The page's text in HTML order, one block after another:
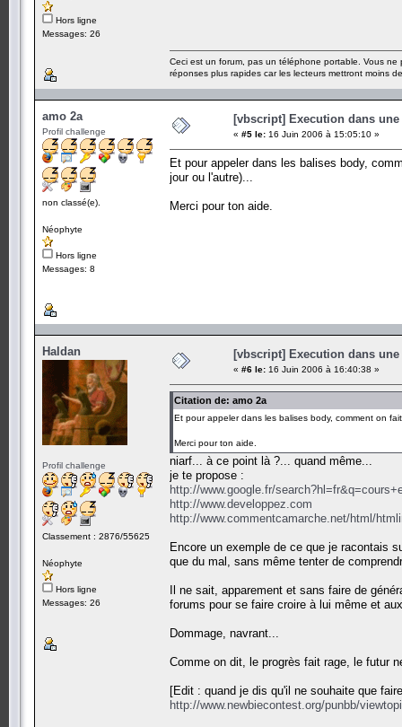
Hors ligne
Messages: 26
Ceci est un forum, pas un téléphone portable. Vous
réponses plus rapides car les lecteurs mettront moins
amo 2a
Profil challenge
non classé(e).
Néophyte
Hors ligne
Messages: 8
[vbscript] Execution dans une
« #5 le: 16 Juin 2006 à 15:05:10 »
Et pour appeler dans les balises body,
jour ou l'autre)...
Merci pour ton aide.
Haldan
Profil challenge
Classement : 2876/55625
Néophyte
Hors ligne
Messages: 26
[vbscript] Execution dans une
« #6 le: 16 Juin 2006 à 16:40:38 »
Citation de: amo 2a
Et pour appeler dans les balises body, comment on
Merci pour ton aide.
niarf... à ce point là ?... quand même...
je te propose :
http://www.google.fr/
http://www.developpez.com
http://www.commentcamarche.net/html/
Encore un exemple de ce que je racontais
que du mal, sans même tenter de
Il ne sait, apparement et sans faire de
forums pour se faire croire à lui même et
Dommage, navrant...
Comme on dit, le progrès fait rage, le futur
[Edit : quand je dis qu'il ne souhaite que
http://www.newbiecontest.org/punbb/